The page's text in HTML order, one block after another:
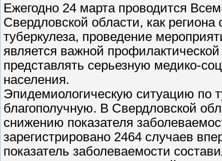
Ежегодно 24 марта проводится
Свердловской области, как
туберкулеза, проведение
является важной
представлять серьезную медико-
населения.
Эпидемиологическую ситуацию по
благополучную. В Свердловской
снижению показателя
зарегистрировано 2464 случаев
показатель заболеваемости